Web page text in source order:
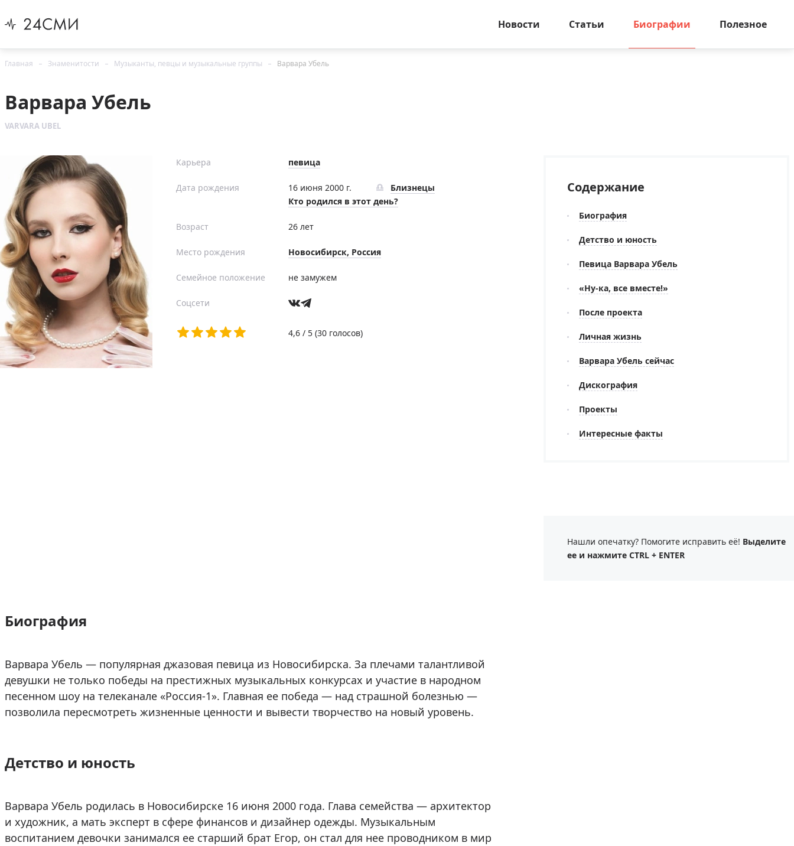
Новости Статьи Биографии Полезное
Главная Знаменитости Музыканты, певцы и музыкальные группы Варвара Убель
Варвара Убель
VARVARA UBEL
Карьера певица
Дата рождения 16 июня 2000 г.
Близнецы
Кто родился в этот день?
Возраст 26 лет
Место рождения Новосибирск, Россия
Семейное положение не замужем
Соцсети
4,6 / 5 (30 голосов)
Биография
Варвара Убель — популярная джазовая певица из Новосибирска. За плечами талантливой
девушки не только победы на престижных музыкальных конкурсах и участие в народном
песенном шоу на телеканале «Россия-1». Главная ее победа — над страшной болезнью —
позволила пересмотреть жизненные ценности и вывести творчество на новый уровень.
Детство и юность
Варвара Убель родилась в Новосибирске 16 июня 2000 года. Глава семейства — архитектор
и художник, а мать эксперт в сфере финансов и дизайнер одежды. Музыкальным
воспитанием девочки занимался ее старший брат Егор, он стал для нее проводником в мир
Содержание
Биография
Детство и юность
Певица Варвара Убель
«Ну-ка, все вместе!»
После проекта
Личная жизнь
Варвара Убель сейчас
Дискография
Проекты
Интересные факты
Нашли опечатку? Помогите исправить её! Выделите
ее и нажмите CTRL + ENTER